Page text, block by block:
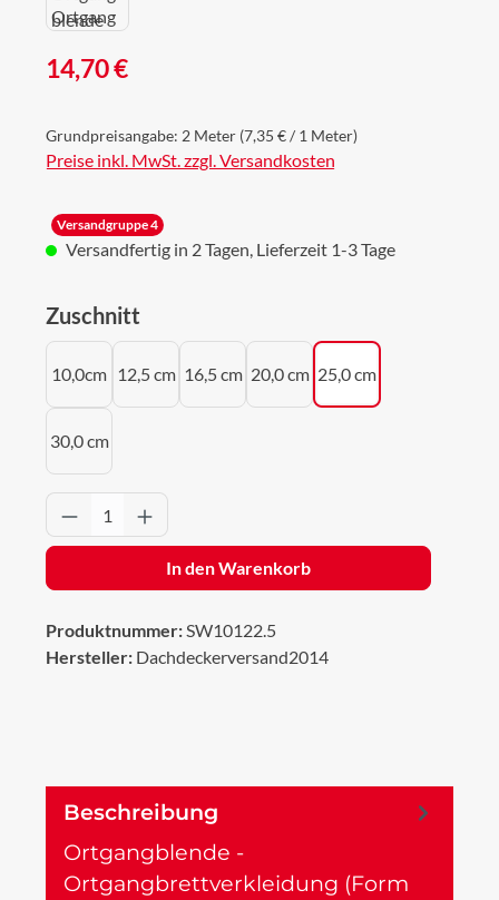
Regulärer Preis:
14,70 €
Grundpreisangabe: 2 Meter (7,35 € / 1 Meter)
Preise inkl. MwSt. zzgl. Versandkosten
Versandgruppe 4
Versandfertig in 2 Tagen, Lieferzeit 1-3 Tage
Zuschnitt
10,0cm 12,5 cm 16,5 cm 20,0 cm 25,0 cm
30,0 cm
Produkt Anzahl: Gib den gewünschten
In den Warenkorb
Produktnummer:SW10122.5
Hersteller: Dachdeckerversand2014
Beschreibung
Ortgangblende -
Ortgangbrettverkleidung (Form